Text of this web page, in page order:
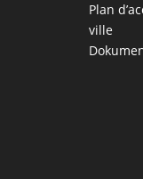
Plan
ville